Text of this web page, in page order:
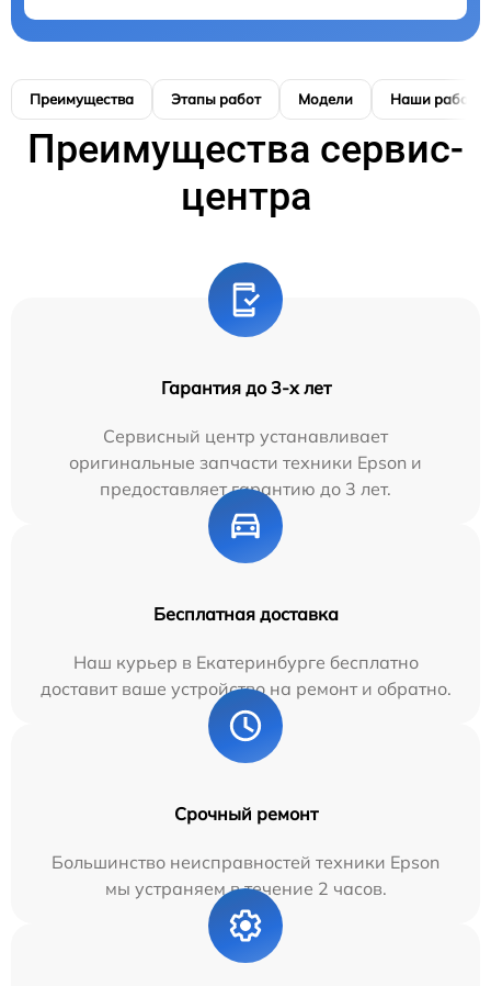
Преимущества Этапы работ Модели Наши работы
Преимущества сервис-
центра
Гарантия до 3-х лет
Сервисный центр устанавливает
оригинальные запчасти техники Epson и
предоставляет гарантию до 3 лет.
Бесплатная доставка
Наш курьер в Екатеринбурге бесплатно
доставит ваше устройство на ремонт и обратно.
Срочный ремонт
Большинство неисправностей техники Epson
мы устраняем в течение 2 часов.